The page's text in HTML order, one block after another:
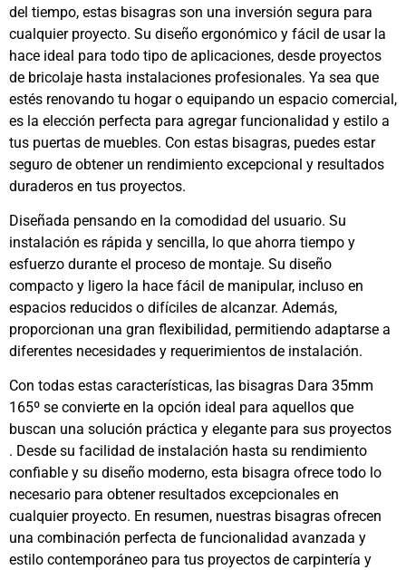
del tiempo, estas bisagras son una inversión segura para
cualquier proyecto. Su diseño ergonómico y fácil de usar la
hace ideal para todo tipo de aplicaciones, desde proyectos
de bricolaje hasta instalaciones profesionales. Ya sea que
estés renovando tu hogar o equipando un espacio comercial,
es la elección perfecta para agregar funcionalidad y estilo a
tus puertas de muebles. Con estas bisagras, puedes estar
seguro de obtener un rendimiento excepcional y resultados
duraderos en tus proyectos.
Diseñada pensando en la comodidad del usuario. Su
instalación es rápida y sencilla, lo que ahorra tiempo y
esfuerzo durante el proceso de montaje. Su diseño
compacto y ligero la hace fácil de manipular, incluso en
espacios reducidos o difíciles de alcanzar. Además,
proporcionan una gran flexibilidad, permitiendo adaptarse a
diferentes necesidades y requerimientos de instalación.
Con todas estas características, las bisagras Dara 35mm
165º se convierte en la opción ideal para aquellos que
buscan una solución práctica y elegante para sus proyectos
. Desde su facilidad de instalación hasta su rendimiento
confiable y su diseño moderno, esta bisagra ofrece todo lo
necesario para obtener resultados excepcionales en
cualquier proyecto. En resumen, nuestras bisagras ofrecen
una combinación perfecta de funcionalidad avanzada y
estilo contemporáneo para tus proyectos de carpintería y